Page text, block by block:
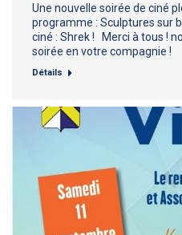
Une nouvelle soirée de ciné
programme : Sculptures sur
ciné : Shrek ! Merci à tous !
soirée en votre compagnie !
Détails